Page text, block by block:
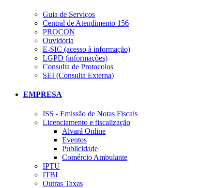
Guia de Serviços
Central de Atendimento 156
PROCON
Ouvidoria
E-SIC (acesso à informação)
LGPD (informações)
Consulta de Protocolos
SEI (Consulta Externa)
EMPRESA
ISS - Emissão de Notas Fiscais
Licenciamento e fiscalização
Alvará Online
Eventos
Publicidade
Comércio Ambulante
IPTU
ITBI
Outras Taxas